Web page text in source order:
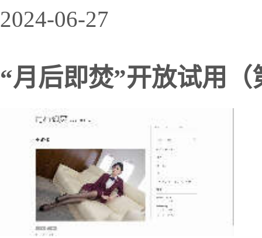
2024-06-27
“月后即焚”开放试用（